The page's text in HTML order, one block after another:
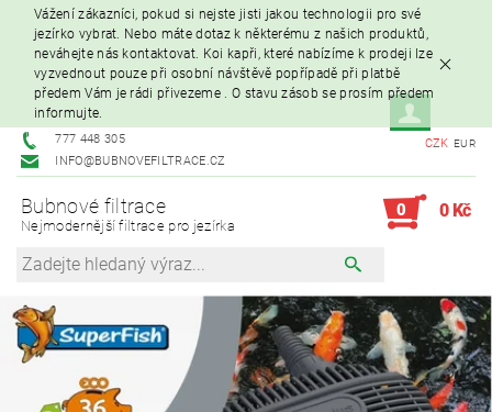
Vážení zákazníci, pokud si nejste jisti jakou technologii pro své
jezírko vybrat. Nebo máte dotaz k některému z našich produktů,
neváhejte nás kontaktovat. Koi kapři, které nabízíme k prodeji lze
vyzvednout pouze při osobní návštěvě popřípadě při platbě
předem Vám je rádi přivezeme . O stavu zásob se prosím předem
informujte.
777 448 305
INFO@BUBNOVEFILTRACE.CZ
CZK EUR
Bubnové filtrace
Nejmodernější filtrace pro jezírka
0 0 Kč